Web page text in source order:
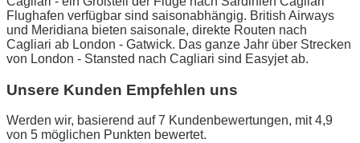
Flughafen verfügbar sind saisonabhängig. British Airways
und Meridiana bieten saisonale, direkte Routen nach
Cagliari ab London - Gatwick. Das ganze Jahr über Strecken
von London - Stansted nach Cagliari sind Easyjet ab.
Unsere Kunden Empfehlen uns
Werden wir, basierend auf 7 Kundenbewertungen, mit 4,9
von 5 möglichen Punkten bewertet.